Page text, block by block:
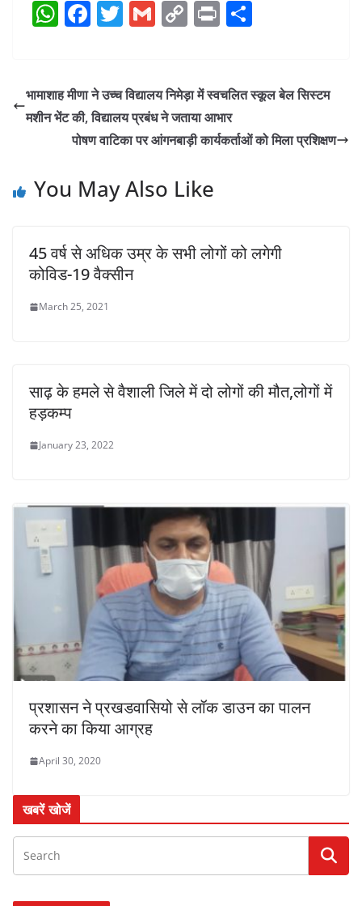
W
s
A
p
F
e
b
o
k
T
er
G
l
C
y
Li
n
Pr
e
भामाशाह मीणा ने उच्च विद्यालय निमेड़ा में स्वचलित स्कूल बेल सिस्टम
मशीन भेंट की, विद्यालय प्रबंध ने जताया आभार
पोषण वाटिका पर आंगनबाड़ी कार्यकर्ताओं को मिला प्रशिक्षण
You May Also Like
45 वर्ष से अधिक उम्र के सभी लोगों को लगेगी
कोविड-19 वैक्सीन
March 25, 2021
साढ़ के हमले से वैशाली जिले में दो लोगों की मौत,लोगों में
हड़कम्प
January 23, 2022
प्रशासन ने प्रखडवासियो से लॉक डाउन का पालन
करने का किया आग्रह
April 30, 2020
खबरें खोजें